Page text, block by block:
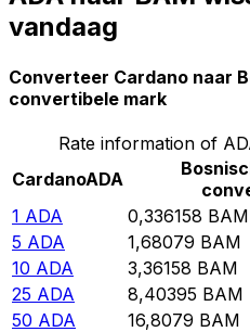
vandaag
Converteer Cardano naar
convertibele mark
Rate information of
CardanoADA
1 ADA 0,336158 BAM
5 ADA 1,68079 BAM
10 ADA 3,36158 BAM
25 ADA 8,40395 BAM
50 ADA 16,8079 BAM